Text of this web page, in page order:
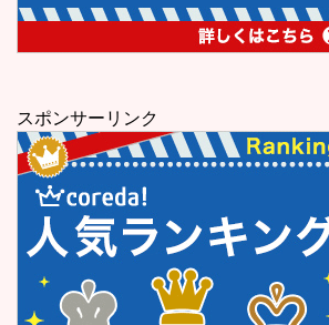
スポンサーリンク